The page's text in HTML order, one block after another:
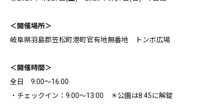
＜開催場所＞
岐阜県羽島郡笠松町港町官有地無番地 トンボ広場
＜開催時間＞
全日 9:00～16:00
・チェックイン：9:00～13:00 ＊公園は8:45に解錠